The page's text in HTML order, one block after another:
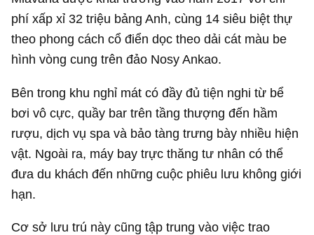
phí xấp xỉ 32 triệu bảng Anh, cùng 14 siêu biệt thự
theo phong cách cổ điển dọc theo dải cát màu be
hình vòng cung trên đảo Nosy Ankao.
Bên trong khu nghỉ mát có đầy đủ tiện nghi từ bể
bơi vô cực, quầy bar trên tầng thượng đến hầm
rượu, dịch vụ spa và bảo tàng trưng bày nhiều hiện
vật. Ngoài ra, máy bay trực thăng tư nhân có thể
đưa du khách đến những cuộc phiêu lưu không giới
hạn.
Cơ sở lưu trú này cũng tập trung vào việc trao